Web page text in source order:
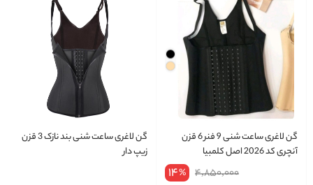
گن لاغری ساعت شنی 9 فنر 6 قزن
آنچری کد 2026 اصل کلمبیا
4,850,000
14%
گن لاغری ساعت شنی بند نازک 3 قزن
زیپ دار